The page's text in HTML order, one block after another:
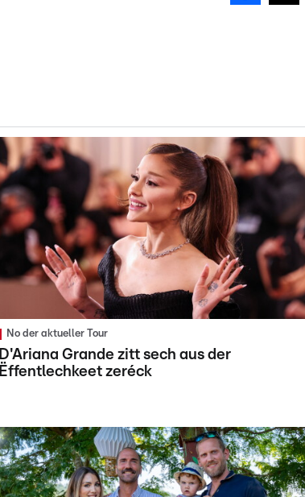
No der aktueller Tour
D'Ariana Grande zitt sech aus der
Ëffentlechkeet zeréck